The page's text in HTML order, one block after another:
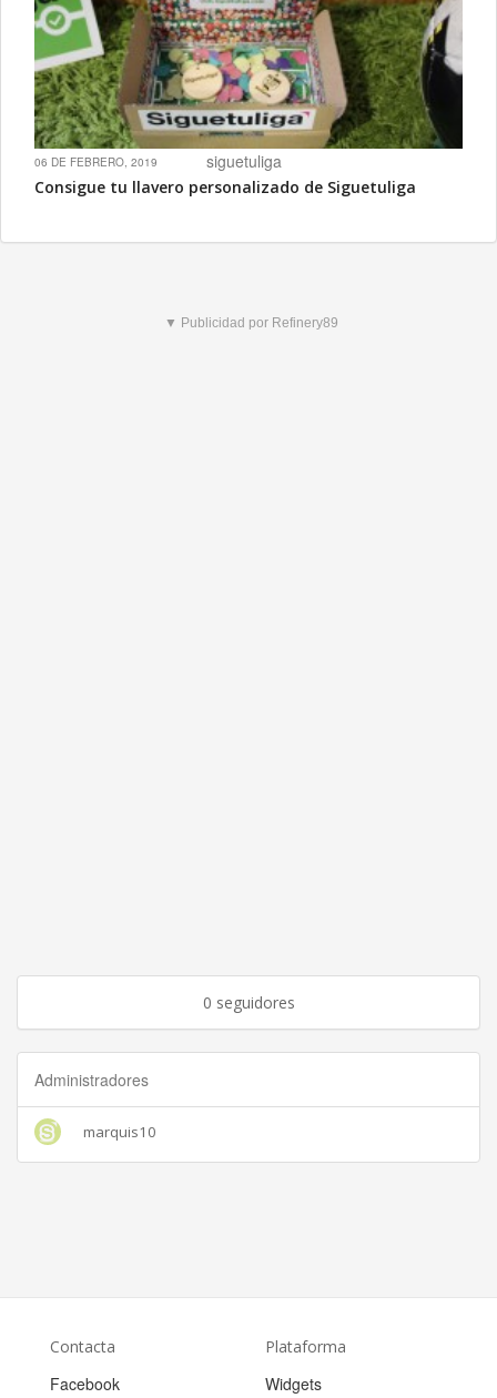
06 DE FEBRERO, 2019 siguetuliga
Consigue tu llavero personalizado de Siguetuliga
▼ Publicidad por Refinery89
0 seguidores
Administradores
marquis10
Contacta
Facebook
Plataforma
Widgets